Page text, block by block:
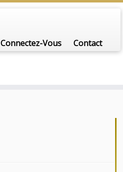
Connectez-Vous Contact